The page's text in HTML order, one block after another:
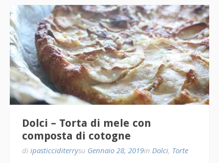
Dolci – Torta di mele con
composta di cotogne
di ipasticciditerrysu Gennaio 28, 2019in Dolci, Torte